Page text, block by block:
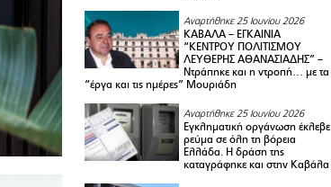
Αναρτήθηκε 25 Ιουνίου 2026
ΚΑΒΑΛΑ – ΕΓΚΑΙΝΙΑ
“ΚΕΝΤΡΟΥ ΠΟΛΙΤΙΣΜΟΥ
ΛΕΥΘΕΡΗΣ ΑΘΑΝΑΣΙΑΔΗΣ” –
Ντράπηκε και η ντροπή… με τα
“έργα και τις ημέρες” Μουριάδη
Αναρτήθηκε 25 Ιουνίου 2026
Εγκληματική οργάνωση έκλεβε
ρεύμα σε όλη τη βόρεια
Ελλάδα. Η δράση της
καταγράφηκε και στην Καβάλα